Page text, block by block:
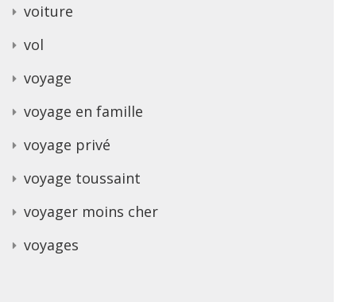
voiture
vol
voyage
voyage en famille
voyage privé
voyage toussaint
voyager moins cher
voyages